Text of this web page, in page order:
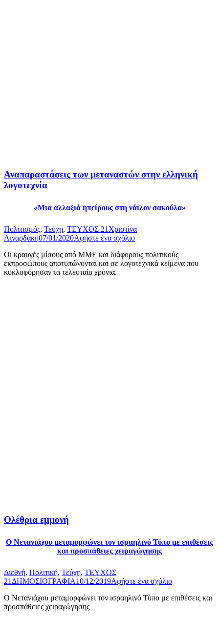
Αναπαραστάσεις των μεταναστών στην ελληνική
λογοτεχνία
«Μια αλλαξιά ηπείρους στη νάιλον σακούλα»
Πολιτισμός, Τεύχη, ΤΕΥΧΟΣ 21 Χριστίνα
Λιναρδάκη07/01/2020Αφήστε ένα σχόλιο
Οι κραυγές μίσους από ΜΜΕ και διάφορους πολιτικούς
εκπροσώπους αποτυπώνονται και σε λογοτεχνικά κείμενα που
κυκλοφόρησαν τα τελευταία χρόνια.
Ολέθρια εμμονή
Ο Νετανιάχου μεταμορφώνει τον ισραηλινό Τύπο με επιθέσεις
και προσπάθειες χειραγώγησης
Διεθνή, Πολιτική, Τεύχη, ΤΕΥΧΟΣ
21 ΔΗΜΟΣΙΟΓΡΑΦΙΑ10/12/2019Αφήστε ένα σχόλιο
Ο Νετανιάχου μεταμορφώνει τον ισραηλινό Τύπο με επιθέσεις και
προσπάθειες χειραγώγησης